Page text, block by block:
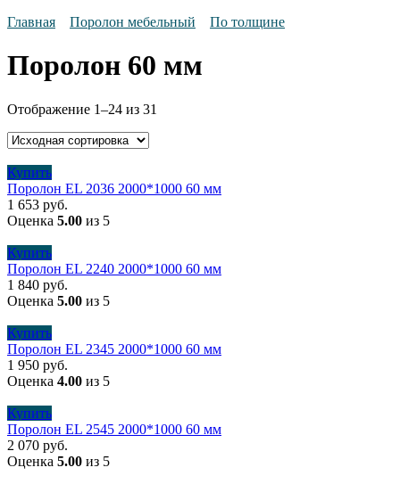
Главная
Поролон мебельный По толщине
Поролон 60 мм
Отображение 1–24 из 31
Купить
Поролон EL 2036 2000*1000 60 мм
1 653 руб.
Оценка 5.00 из 5
Купить
Поролон EL 2240 2000*1000 60 мм
1 840 руб.
Оценка 5.00 из 5
Купить
Поролон EL 2345 2000*1000 60 мм
1 950 руб.
Оценка 4.00 из 5
Купить
Поролон EL 2545 2000*1000 60 мм
2 070 руб.
Оценка 5.00 из 5